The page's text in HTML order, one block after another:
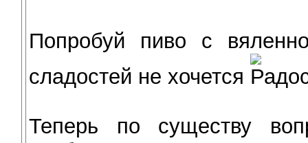
Попробуй пиво с
сладостей не хочется
Теперь по существу